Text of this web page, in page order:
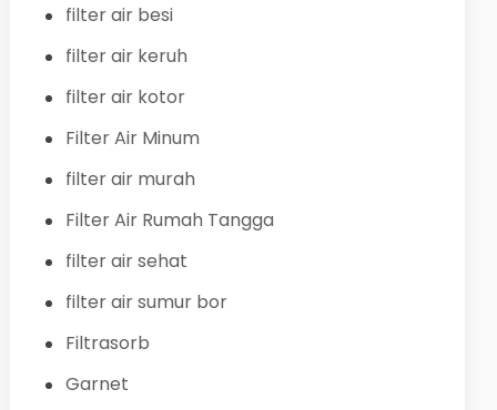
filter air besi
filter air keruh
filter air kotor
Filter Air Minum
filter air murah
Filter Air Rumah Tangga
filter air sehat
filter air sumur bor
Filtrasorb
Garnet